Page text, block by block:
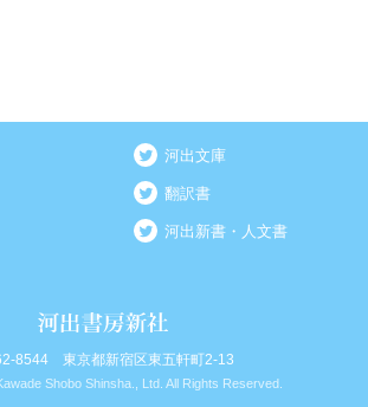
河出文庫
翻訳書
河出新書・人文書
8544 東京都新宿区東五軒町2-13
Shobo Shinsha., Ltd. All Rights Reserved.